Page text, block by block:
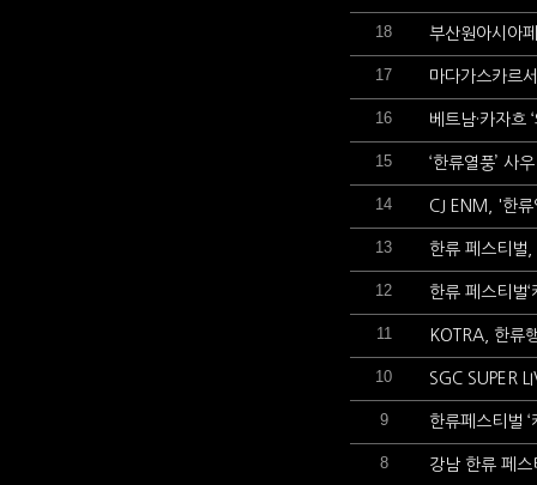
18 부산원아시아
17 마다가스카르
16 베트남·카자흐
15 ‘한류열풍’ 사
14 CJ ENM, '한류
13 한류 페스티벌
12 한류 페스티벌
11 KOTRA, 한류
10 SGC SUPER
9 한류페스티벌
8 강남 한류 페스